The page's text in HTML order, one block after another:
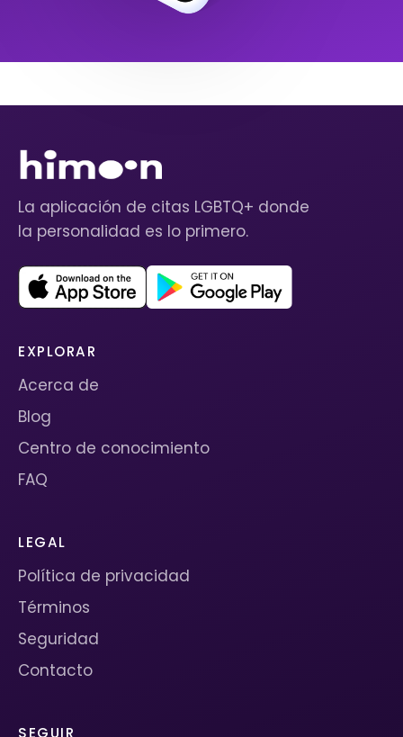
La aplicación de citas LGBTQ+ donde
la personalidad es lo primero.
EXPLORAR
Acerca de
Blog
Centro de conocimiento
FAQ
LEGAL
Política de privacidad
Términos
Seguridad
Contacto